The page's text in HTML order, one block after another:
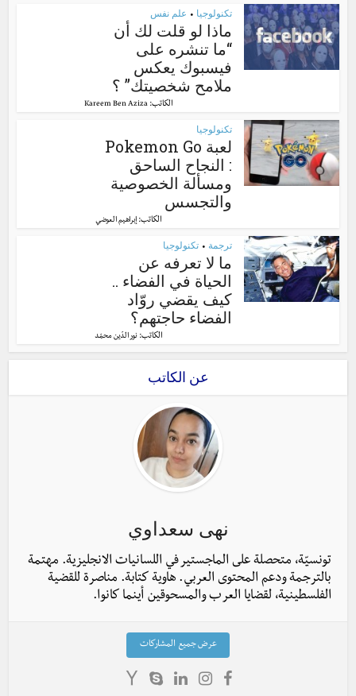
تكنولوجيا • علم نفس
ماذا لو قلت لك أن
“ما تنشره على
فيسبوك يعكس
ملامح شخصيتك” ؟
الكاتب:Kareem Ben Aziza
تكنولوجيا
لعبة Pokemon Go
: النجاح الساحق
ومسألة الخصوصية
والتجسس
الكاتب:إبراهيم العوضي
ترجمة • تكنولوجيا
ما لا تعرفه عن
الحياة في الفضاء ..
كيف يقضي روّاد
الفضاء حاجتهم؟
الكاتب:نور الدّين محمّد
عن الكاتب
نهى سعداوي
تونسيّة، متحصلة على الماجستير في اللسانيات الانجليزية. مهتمة
بالترجمة ودعم المحتوى العربي. هاوية كتابة. مناصرة للقضية
الفلسطينية، لقضايا العرب والمسحوقين أينما كانوا.
عرض جميع المشاركات